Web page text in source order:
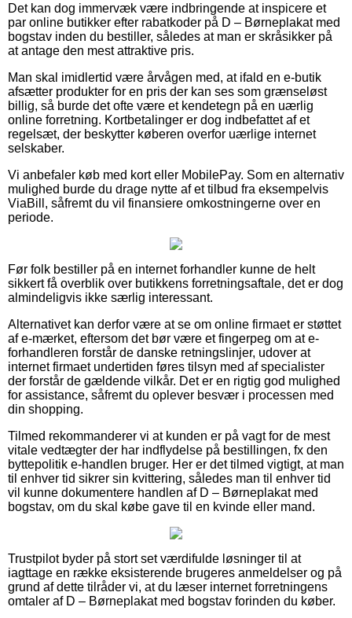
Det kan dog immervæk være indbringende at inspicere et
par online butikker efter rabatkoder på D – Børneplakat med
bogstav inden du bestiller, således at man er skråsikker på
at antage den mest attraktive pris.
Man skal imidlertid være årvågen med, at ifald en e-butik
afsætter produkter for en pris der kan ses som grænseløst
billig, så burde det ofte være et kendetegn på en uærlig
online forretning. Kortbetalinger er dog indbefattet af et
regelsæt, der beskytter køberen overfor uærlige internet
selskaber.
Vi anbefaler køb med kort eller MobilePay. Som en alternativ
mulighed burde du drage nytte af et tilbud fra eksempelvis
ViaBill, såfremt du vil finansiere omkostningerne over en
periode.
Før folk bestiller på en internet forhandler kunne de helt
sikkert få overblik over butikkens forretningsaftale, det er dog
almindeligvis ikke særlig interessant.
Alternativet kan derfor være at se om online firmaet er støttet
af e-mærket, eftersom det bør være et fingerpeg om at e-
forhandleren forstår de danske retningslinjer, udover at
internet firmaet undertiden føres tilsyn med af specialister
der forstår de gældende vilkår. Det er en rigtig god mulighed
for assistance, såfremt du oplever besvær i processen med
din shopping.
Tilmed rekommanderer vi at kunden er på vagt for de mest
vitale vedtægter der har indflydelse på bestillingen, fx den
byttepolitik e-handlen bruger. Her er det tilmed vigtigt, at man
til enhver tid sikrer sin kvittering, således man til enhver tid
vil kunne dokumentere handlen af D – Børneplakat med
bogstav, om du skal købe gave til en kvinde eller mand.
Trustpilot byder på stort set værdifulde løsninger til at
iagttage en række eksisterende brugeres anmeldelser og på
grund af dette tilråder vi, at du læser internet forretningens
omtaler af D – Børneplakat med bogstav forinden du køber.